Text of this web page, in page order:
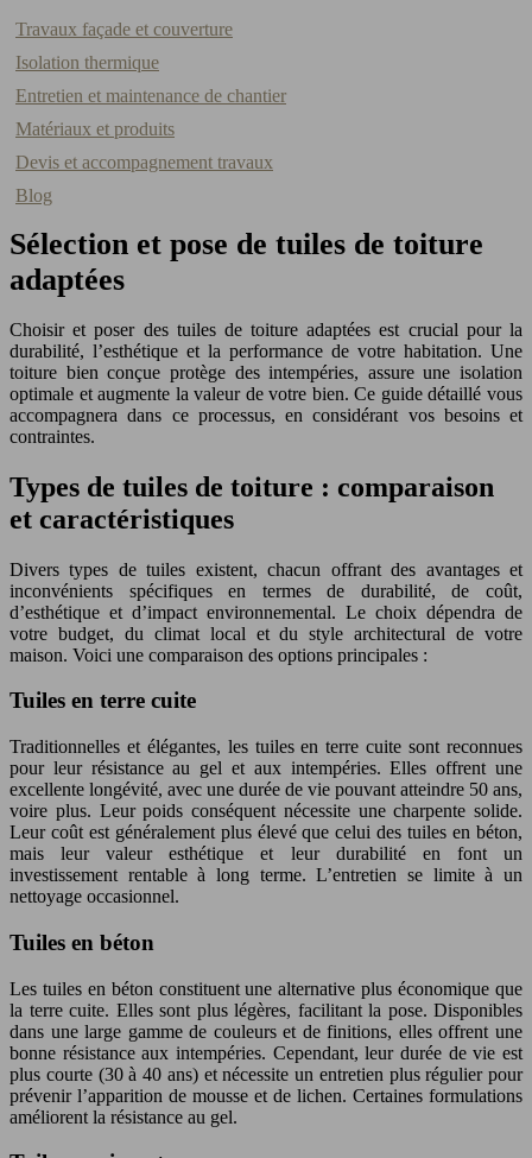
Travaux façade et couverture
Isolation thermique
Entretien et maintenance de chantier
Matériaux et produits
Devis et accompagnement travaux
Blog
Sélection et pose de tuiles de toiture
adaptées
Choisir et poser des tuiles de toiture adaptées est crucial pour la
durabilité, l’esthétique et la performance de votre habitation. Une
toiture bien conçue protège des intempéries, assure une isolation
optimale et augmente la valeur de votre bien. Ce guide détaillé vous
accompagnera dans ce processus, en considérant vos besoins et
contraintes.
Types de tuiles de toiture : comparaison
et caractéristiques
Divers types de tuiles existent, chacun offrant des avantages et
inconvénients spécifiques en termes de durabilité, de coût,
d’esthétique et d’impact environnemental. Le choix dépendra de
votre budget, du climat local et du style architectural de votre
maison. Voici une comparaison des options principales :
Tuiles en terre cuite
Traditionnelles et élégantes, les tuiles en terre cuite sont reconnues
pour leur résistance au gel et aux intempéries. Elles offrent une
excellente longévité, avec une durée de vie pouvant atteindre 50 ans,
voire plus. Leur poids conséquent nécessite une charpente solide.
Leur coût est généralement plus élevé que celui des tuiles en béton,
mais leur valeur esthétique et leur durabilité en font un
investissement rentable à long terme. L’entretien se limite à un
nettoyage occasionnel.
Tuiles en béton
Les tuiles en béton constituent une alternative plus économique que
la terre cuite. Elles sont plus légères, facilitant la pose. Disponibles
dans une large gamme de couleurs et de finitions, elles offrent une
bonne résistance aux intempéries. Cependant, leur durée de vie est
plus courte (30 à 40 ans) et nécessite un entretien plus régulier pour
prévenir l’apparition de mousse et de lichen. Certaines formulations
améliorent la résistance au gel.